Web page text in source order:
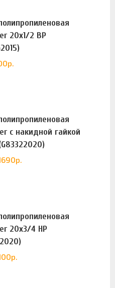
20х1/2 ВР
р.
с накидной гайкой
р.
20х3/4 НР
р.